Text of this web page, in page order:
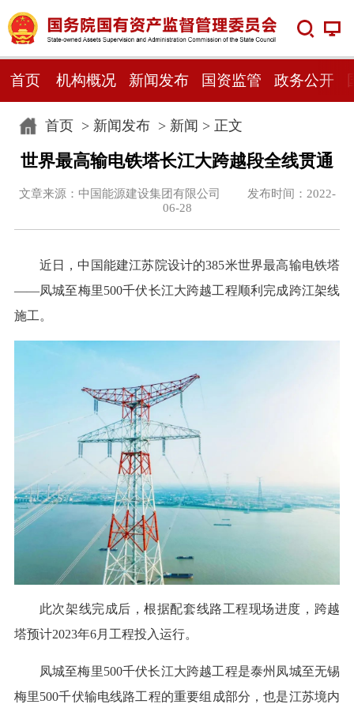
首页 机构概况 新闻发布 国资监管 政务公开
首页> 新闻发布> 新闻 > 正文
世界最高输电铁塔长江大跨越段全线贯通
文章来源：中国能源建设集团有限公司 发布时间：2022-
06-28
近日，中国能建江苏院设计的385米世界最高输电铁塔
——凤城至梅里500千伏长江大跨越工程顺利完成跨江架线
施工。
此次架线完成后，根据配套线路工程现场进度，跨越
塔预计2023年6月工程投入运行。
凤城至梅里500千伏长江大跨越工程是泰州凤城至无锡
梅里500千伏输电线路工程的重要组成部分，也是江苏境内